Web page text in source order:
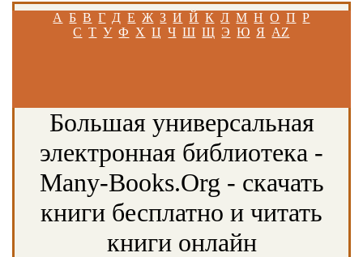
А Б В Г Д Е Ж З И Й К Л М Н О П Р
С Т У Ф Х Ц Ч Ш Щ Э Ю Я AZ
Большая универсальная
электронная библиотека -
Many-Books.Org - скачать
книги бесплатно и читать
книги онлайн